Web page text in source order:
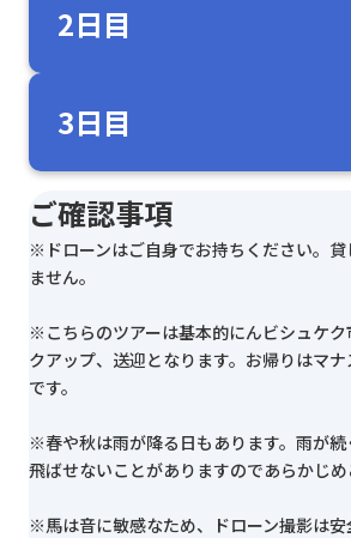
2日目
3日目
ご確認事項
※ドローンはご自身でお持ちください。貸
ません。
※こちらのツアーは基本的にんビシュケク
クアップ、送迎となります。お帰りはマ
です。
※春や秋は雨が降る日もあります。雨が続
飛ばせないことがありますのであらかじめ
※馬は音に敏感なため、ドローン撮影は安